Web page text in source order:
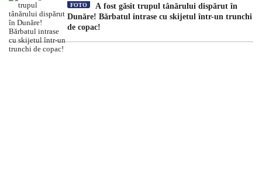
FOTO
A fost găsit trupul tânărului dispărut în
Dunăre! Bărbatul intrase cu skijetul într-un trunchi
de copac!